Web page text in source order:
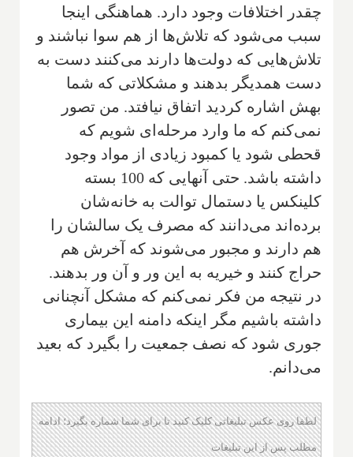
چقدر اختلافات وجود دارد. هماهنگی اینجا
سبب می‌شود که تلاش‌ها از هم سوا نباشند و
تلاش‌هایی که دولت‌ها دارند می‌کنند دست به
دست همدیگر بدهند و مشکلاتی که شما
بهش اشاره کردید اتفاق نیافتد. من تصور
نمی‌کنم که ما وارد مرحله‌ای شویم که
قحطی شود یا کمبود زیادی از مواد وجود
داشته باشد. حتی آنهایی که 100 بسته
کلینکس یا دستمال توالت به خانه‌شان
برده‌اند می‌دانند که مصرف یک سالشان را
هم دارند و مجبور می‌شوند که آخرش هم
حراج کنند و خیریه به این ور و آن ور بدهند.
در نتیجه من فکر نمی‌کنم که مشکل آنچنانی
داشته باشیم مگر اینکه دامنه این بیماری
جوری شود که نصف جمعیت را بگیرد که بعید
می‌دانم.
لطفا روی عکس تبلیغاتی کلیک کنید تا برای شما شماره بگیرد؛ ادامه
مطلب پس از این تبلیغات